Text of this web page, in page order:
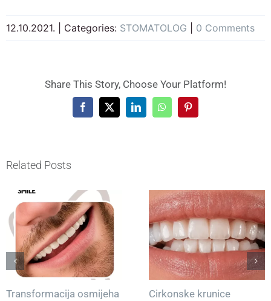
12.10.2021. Categories: STOMATOLOG 0 Comments
Share This Story, Choose Your Platform!
Facebook
X LinkedInWhatsAppPinterest
Related Posts
Transformacija osmijeha
Cirkonske krunice